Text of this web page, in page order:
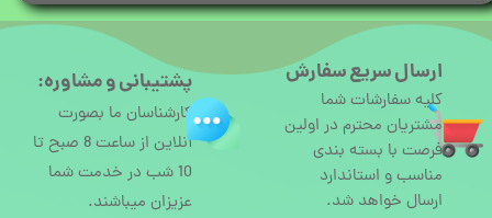
ارسال سریع سفارش
کلیه سفارشات شما
مشتریان محترم در اولین
فرصت با بسته بندی
مناسب و استاندارد
ارسال خواهد شد.
پشتیبانی و مشاوره:
کارشناسان ما بصورت
آنلاین از ساعت 8 صبح تا
10 شب در خدمت شما
عزیزان میباشند.